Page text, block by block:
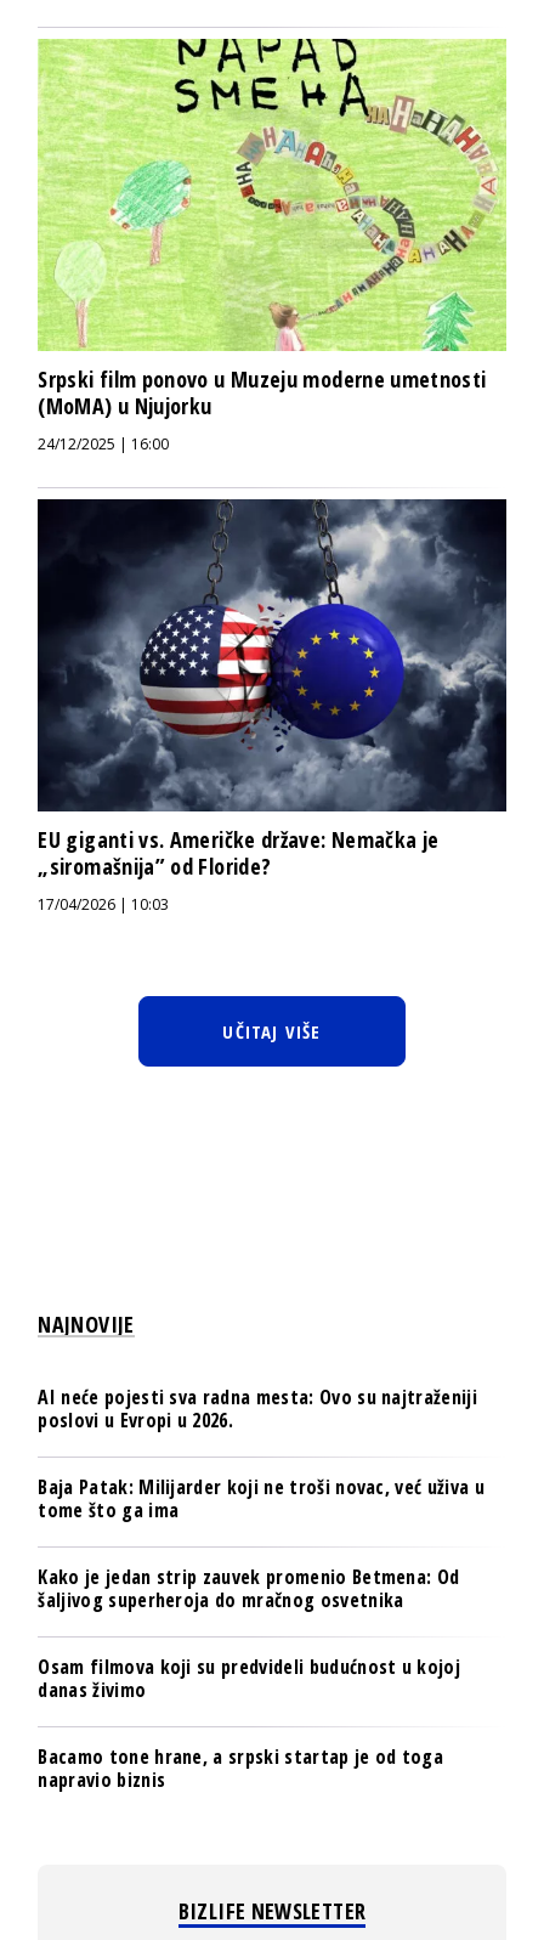
Srpski film ponovo u Muzeju moderne umetnosti
(MoMA) u Njujorku
24/12/2025 | 16:00
EU giganti vs. Američke države: Nemačka je
„siromašnija” od Floride?
17/04/2026 | 10:03
UČITAJ VIŠE
NAJNOVIJE
AI neće pojesti sva radna mesta: Ovo su najtraženiji
poslovi u Evropi u 2026.
Baja Patak: Milijarder koji ne troši novac, već uživa u
tome što ga ima
Kako je jedan strip zauvek promenio Betmena: Od
šaljivog superheroja do mračnog osvetnika
Osam filmova koji su predvideli budućnost u kojoj
danas živimo
Bacamo tone hrane, a srpski startap je od toga
napravio biznis
BIZLIFE NEWSLETTER